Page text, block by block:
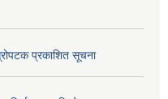
प्रकाशित सूचना